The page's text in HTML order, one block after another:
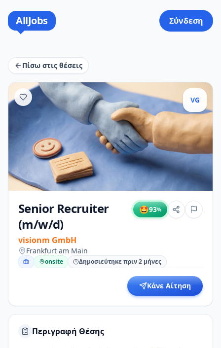
AllJobs Σύνδεση
Πίσω στις θέσεις
VG
Senior Recruiter
(m/w/d)
visionm GmbH
🤩93%
Frankfurt am Main
onsite Δημοσιεύτηκε πριν 2 μήνες
Κάνε Αίτηση
Περιγραφή Θέσης